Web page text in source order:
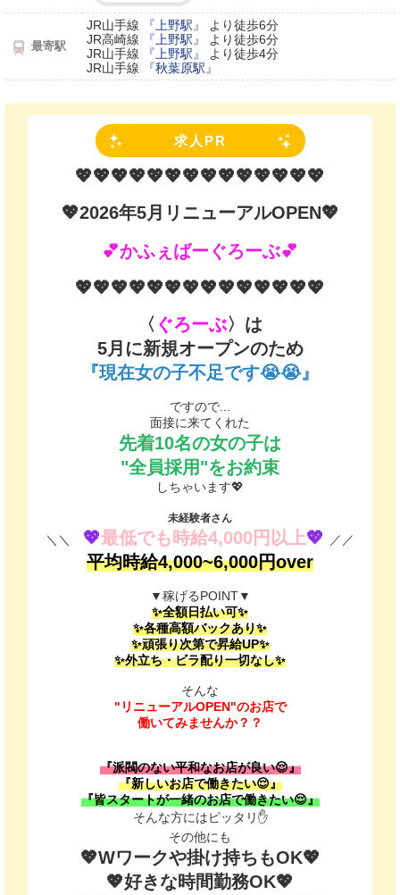
最寄駅
JR山手線 『上野駅』
より徒歩6分
JR高崎線
『上野駅』
より徒歩6分
JR山手線
『上野駅』
より徒歩4分
JR山手線
『秋葉原駅』
求人PR
💖💖💖💖💖💖💖💖💖💖💖💖💖💖
💖2026年5月リニューアルOPEN💖
💕かふぇばーぐろーぶ💕
💖💖💖💖💖💖💖💖💖💖💖💖💖💖
〈 ぐろーぶ〉は
5月に新規オープンのため
『現在女の子不足です😭😭』
ですので...
面接に来てくれた
先着10名の女の子は
"全員採用"をお約束
しちゃいます💖
未経験者さん
＼＼ 💖最低でも時給4,000円以上💖 ／／
平均時給4,000~6,000円over
▼稼げるPOINT▼
✨全額日払い可✨
✨各種高額バックあり✨
✨頑張り次第で昇給UP✨
✨外立ち・ビラ配り一切なし✨
そんな
"リニューアルOPEN"のお店で
働いてみませんか？？
『派閥のない平和なお店が良い😌』
『新しいお店で働きたい😌』
『皆スタートが一緒のお店で働きたい😌』
そんな方にはピッタリ✋
その他にも
💖Wワークや掛け持ちもOK💖
💖好きな時間勤務OK💖